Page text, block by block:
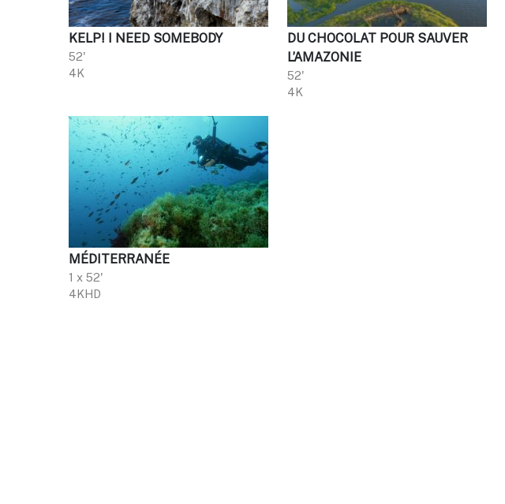
KELP! I NEED SOMEBODY
52'
4K
DU CHOCOLAT POUR SAUVER
L’AMAZONIE
52'
4K
MÉDITERRANÉE
1 x 52'
4KHD